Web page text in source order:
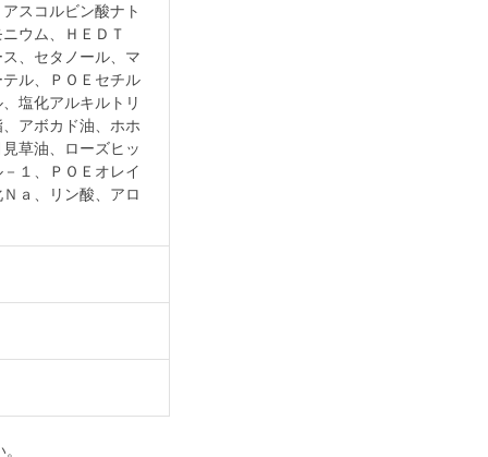
スコルビン酸ナト
ウム、ＨＥＤＴ
、セタノール、マ
ル、ＰＯＥセチル
塩化アルキルトリ
アボカド油、ホホ
草油、ローズヒッ
１、ＰＯＥオレイ
ａ、リン酸、アロ